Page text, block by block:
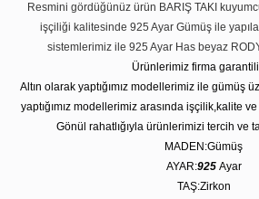
Resmini gördüğünüz ürün BARIŞ TAKI
işçiliği kalitesinde 925 Ayar Gümüş ile
sistemlerimiz ile 925 Ayar Has beyaz
Ürünlerimiz firma
Altın olarak yaptığımız modellerimiz ile gümüş
yaptığımız modellerimiz arasında işçilik,kalite
Gönül rahatlığıyla ürünlerimizi tercih ve
MADEN:Gümüş
AYAR:925 Ayar
TAŞ:Zirkon